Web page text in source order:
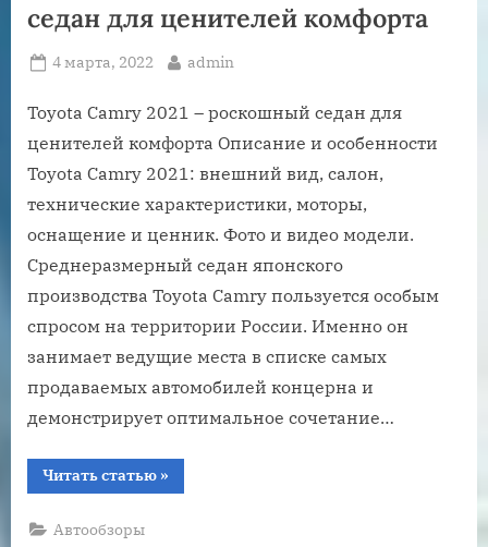
седан для ценителей комфорта
Posted
4 марта, 2022 By
admin
Toyota Camry 2021 – роскошный седан для
ценителей комфорта Описание и особенности
Toyota Camry 2021: внешний вид, салон,
технические характеристики, моторы,
оснащение и ценник. Фото и видео модели.
Среднеразмерный седан японского
производства Toyota Camry пользуется особым
спросом на территории России. Именно он
занимает ведущие места в списке самых
продаваемых автомобилей концерна и
демонстрирует оптимальное сочетание…
Читать статью“Toyota
Camry
»
Автообзоры